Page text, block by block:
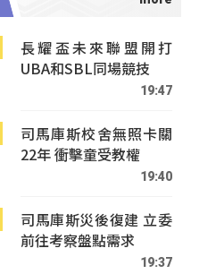
長耀盃未來聯盟開打
UBA和SBL同場競技
19:47
司馬庫斯校舍無照卡關
22年 衝擊童受教權
19:40
司馬庫斯災後復建 立委
前往考察盤點需求
19:37